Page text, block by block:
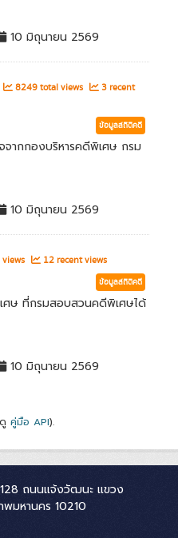
10 มิถุนายน 2569
8249 total views
3 recent
ข้อมูลสถิติคดี
จากกองบริหารคดีพิเศษ กรม
10 มิถุนายน 2569
12 recent views
ข้อมูลสถิติคดี
ศษ ที่กรมสอบสวนคดีพิเศษได้
10 มิถุนายน 2569
คู่มือ API).
ถนนแจ้งวัฒนะ แขวง
มหานคร 10210